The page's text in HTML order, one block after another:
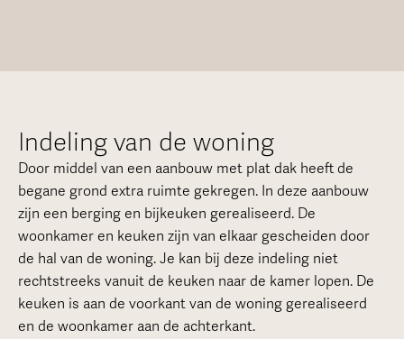
Indeling van de woning
Door middel van een aanbouw met plat dak heeft de
begane grond extra ruimte gekregen. In deze aanbouw
zijn een berging en bijkeuken gerealiseerd. De
woonkamer en keuken zijn van elkaar gescheiden door
de hal van de woning. Je kan bij deze indeling niet
rechtstreeks vanuit de keuken naar de kamer lopen. De
keuken is aan de voorkant van de woning gerealiseerd
en de woonkamer aan de achterkant.